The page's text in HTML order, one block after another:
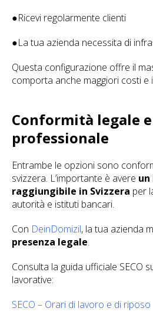
●Ricevi regolarmente clienti
●La tua azienda necessita di
Questa configurazione offre il
comporta anche maggiori costi e
Conformità legale
professionale
Entrambe le opzioni sono
svizzera. L’importante è avere
raggiungibile in Svizzera per
autorità e istituti bancari.
Con DeinDomizil, la tua azienda
presenza legale.
Consulta la guida ufficiale SECO
lavorative:
SECO – Orari di lavoro e di riposo